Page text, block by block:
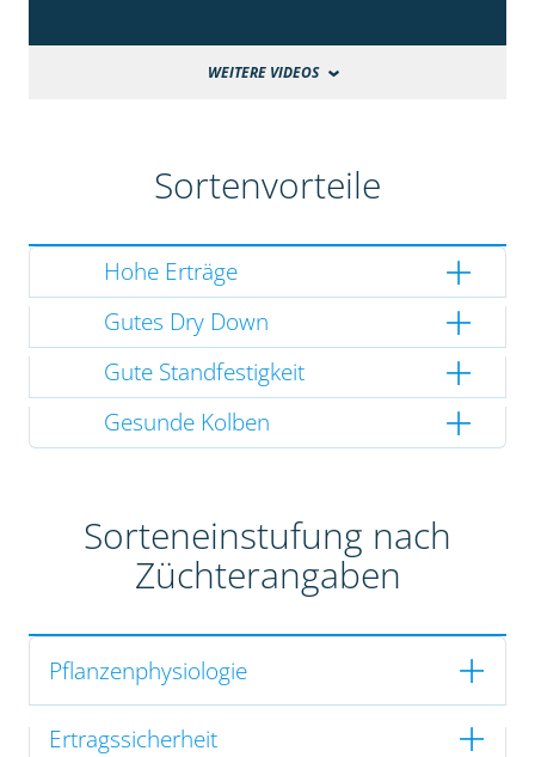
WEITERE VIDEOS
Sortenvorteile
Hohe Erträge
Gutes Dry Down
Gute Standfestigkeit
Gesunde Kolben
Sorteneinstufung nach
Züchterangaben
Pflanzenphysiologie
Ertragssicherheit